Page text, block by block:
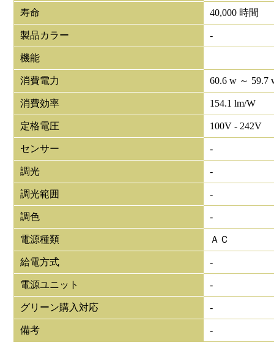
寿命 40,000 時間
製品カラー -
機能
消費電力 60.6 w ～ 59.7
消費効率 154.1 lm/W
定格電圧 100V - 242V
センサー -
調光 -
調光範囲 -
調色 -
電源種類 ＡＣ
給電方式 -
電源ユニット -
グリーン購入対応 -
備考 -